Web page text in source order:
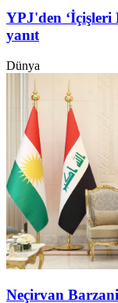
YPJ'den ‘İçişleri
yanıt
Dünya
Neçirvan